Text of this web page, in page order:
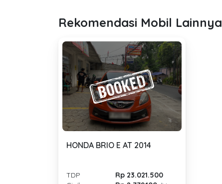
Rekomendasi Mobil Lainnya
HONDA BRIO E AT 2014
TDP
Rp 23.021.500